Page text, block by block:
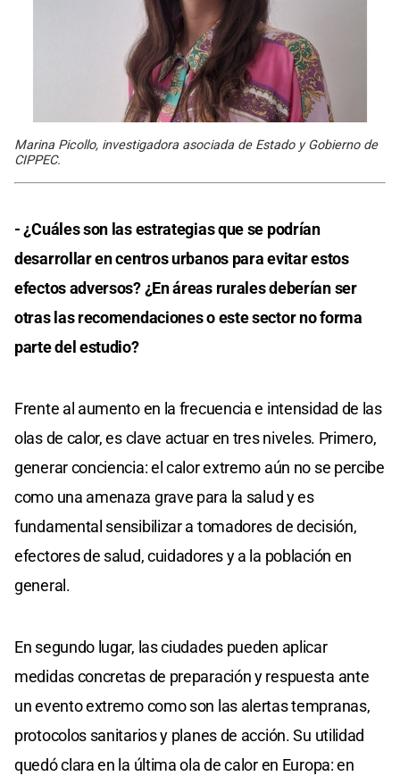
Marina Picollo, investigadora asociada de Estado y Gobierno de
CIPPEC.
- ¿Cuáles son las estrategias que se podrían
desarrollar en centros urbanos para evitar estos
efectos adversos? ¿En áreas rurales deberían ser
otras las recomendaciones o este sector no forma
parte del estudio?
Frente al aumento en la frecuencia e intensidad de las
olas de calor, es clave actuar en tres niveles. Primero,
generar conciencia: el calor extremo aún no se percibe
como una amenaza grave para la salud y es
fundamental sensibilizar a tomadores de decisión,
efectores de salud, cuidadores y a la población en
general.
En segundo lugar, las ciudades pueden aplicar
medidas concretas de preparación y respuesta ante
un evento extremo como son las alertas tempranas,
protocolos sanitarios y planes de acción. Su utilidad
quedó clara en la última ola de calor en Europa: en